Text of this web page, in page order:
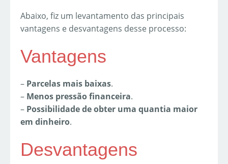
Abaixo, fiz um levantamento das principais
vantagens e desvantagens desse processo:
Vantagens
– Parcelas mais baixas.
– Menos pressão financeira.
– Possibilidade de obter uma quantia maior
em dinheiro.
Desvantagens